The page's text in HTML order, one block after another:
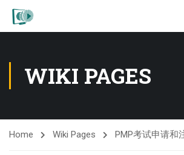
WIKI PAGES
Home Wiki Pages PMP考试申请和